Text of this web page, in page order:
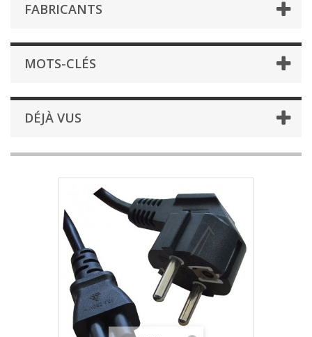
FABRICANTS
MOTS-CLÉS
DÉJÀ VUS